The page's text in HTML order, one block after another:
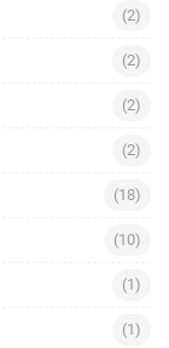
(2)
(2)
(2)
(2)
(18)
(10)
(1)
(1)